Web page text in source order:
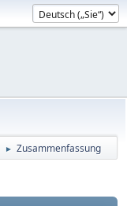
► Zusammenfassung